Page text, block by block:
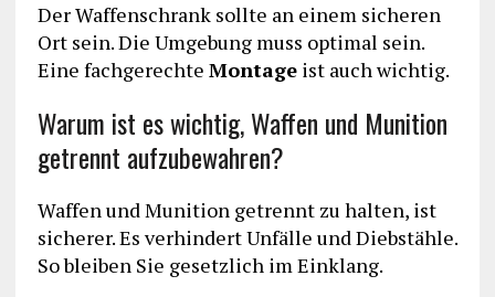
Der Waffenschrank sollte an einem sicheren
Ort sein. Die Umgebung muss optimal sein.
Eine fachgerechte Montageist auch wichtig.
Warum ist es wichtig, Waffen und Munition
getrennt aufzubewahren?
Waffen und Munition getrennt zu halten, ist
sicherer. Es verhindert Unfälle und Diebstähle.
So bleiben Sie gesetzlich im Einklang.